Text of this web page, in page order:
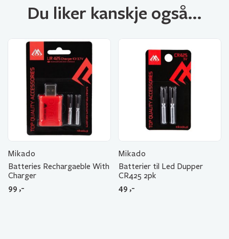
Du liker kanskje også…
Mikado
Batteries Rechargaeble With
Charger
99 ,-
Mikado
Batterier til Led Dupper
CR425 2pk
49 ,-